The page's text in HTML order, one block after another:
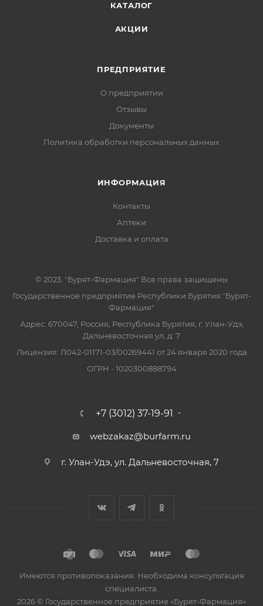
КАТАЛОГ
АКЦИИ
ПРЕДПРИЯТИЕ
О предприятии
Отзывы
Документы
Политика обработки персональных данных
ИНФОРМАЦИЯ
Контакты
Аптеки
Доставка и оплата
© 2023. "Бурят-Фармация" Все права защищены
Государственное предприятие Республики Бурятия "Бурят-
Фармация"
Адрес: 670047, Россия, Республика Бурятия, г. Улан-Удэ,
Дальневосточная ул, д. 7
Лицензия: Л042-01171-03/00269441 от 24 января 2020 года
ОГРН - 1020300888794
+7 (3012) 37-19-91
webzakaz@burfarm.ru
г. Улан-Удэ, ул. Дальневосточная, 7
Имеются противопоказания. Необходима консультация
специалиста.
2026 © Государственное предприятие «Бурят-Фармация»